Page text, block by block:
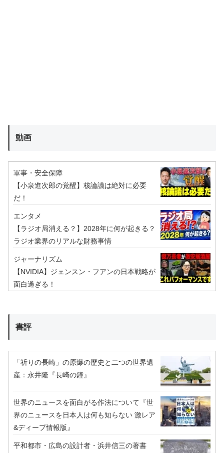
動画
軍事・安全保障
【小泉進次郎の覚醒】核論議は絶対に必要
だ！
エンタメ
【ラジオ局消える？】2028年に何が起きる？
ラジオ業界のリアルな財務事情
ジャーナリズム
【NVIDIA】ジェンスン・フアンの日本戦略が
面白過ぎる！
書評
「祈りの長崎」の原爆の歴史と二つの世界遺
産：永井隆『長崎の鐘』
世界のニュースを面白がる作法について『世
界のニュースを日本人は何も知らない 激レア
&ディープ情報版』
平和都市・広島の設計者・浜井信三の著書